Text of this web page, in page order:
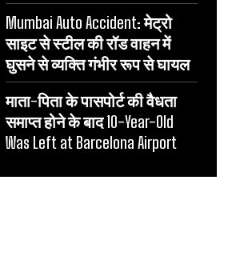
Mumbai Auto Accident: मेट्रो
साइट से स्टील की रॉड वाहन में
घुसने से व्यक्ति गंभीर रूप से घायल
माता-पिता के पासपोर्ट की वैधता
समाप्त होने के बाद 10-Year-Old
Was Left at Barcelona Airport